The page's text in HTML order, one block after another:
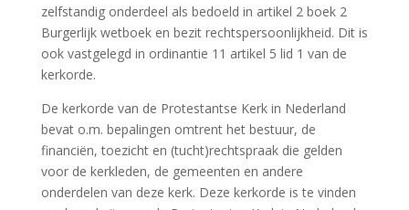
zelfstandig onderdeel als bedoeld in artikel 2 boek 2
Burgerlijk wetboek en bezit rechtspersoonlijkheid. Dit is
ook vastgelegd in ordinantie 11 artikel 5 lid 1 van de
kerkorde.
De kerkorde van de Protestantse Kerk in Nederland
bevat o.m. bepalingen omtrent het bestuur, de
financiën, toezicht en (tucht)rechtspraak die gelden
voor de kerkleden, de gemeenten en andere
onderdelen van deze kerk. Deze kerkorde is te vinden